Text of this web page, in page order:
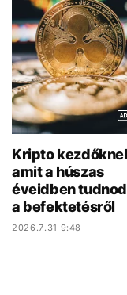
Kripto
amit a húszas
éveidben
a befektetésről
2026.7.31 9:48